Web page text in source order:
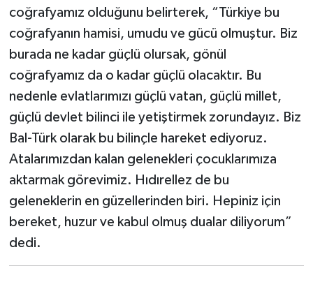
coğrafyamız olduğunu belirterek, “Türkiye bu
coğrafyanın hamisi, umudu ve gücü olmuştur. Biz
burada ne kadar güçlü olursak, gönül
coğrafyamız da o kadar güçlü olacaktır. Bu
nedenle evlatlarımızı güçlü vatan, güçlü millet,
güçlü devlet bilinci ile yetiştirmek zorundayız. Biz
Bal-Türk olarak bu bilinçle hareket ediyoruz.
Atalarımızdan kalan gelenekleri çocuklarımıza
aktarmak görevimiz. Hıdırellez de bu
geleneklerin en güzellerinden biri. Hepiniz için
bereket, huzur ve kabul olmuş dualar diliyorum”
dedi.